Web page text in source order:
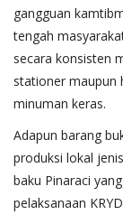
gangguan
tengah
secara konsisten
stationer maupun
minuman keras.
Adapun barang
produksi lokal
baku Pinaraci
pelaksanaan